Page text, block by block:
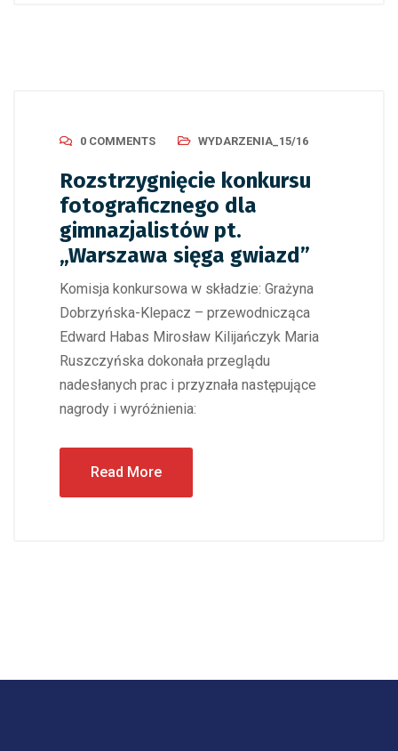
0 COMMENTS WYDARZENIA_15/16
Rozstrzygnięcie konkursu
fotograficznego dla
gimnazjalistów pt.
„Warszawa sięga gwiazd”
Komisja konkursowa w składzie: Grażyna
Dobrzyńska-Klepacz – przewodnicząca
Edward Habas Mirosław Kilijańczyk Maria
Ruszczyńska dokonała przeglądu
nadesłanych prac i przyznała następujące
nagrody i wyróżnienia:
Read More